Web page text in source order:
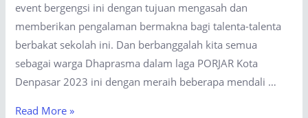
event bergengsi ini dengan tujuan mengasah dan
memberikan pengalaman bermakna bagi talenta-talenta
berbakat sekolah ini. Dan berbanggalah kita semua
sebagai warga Dhaprasma dalam laga PORJAR Kota
Denpasar 2023 ini dengan meraih beberapa mendali …
Read More »